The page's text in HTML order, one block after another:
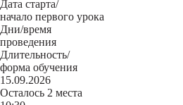
Дата старта/
начало первого урока
Дни/время
проведения
Длительность/
форма обучения
15.09.2026
Осталось 2 места